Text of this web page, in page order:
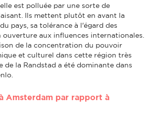
est polluée par une sorte de
Ils mettent plutôt en avant la
pays, sa tolérance à l'égard des
ouverture aux influences internationales.
de la concentration du pouvoir
et culturel dans cette région très
de la Randstad a été dominante dans
Amsterdam par rapport à